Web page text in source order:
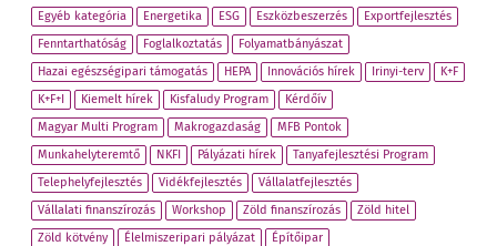
Egyéb kategória
Energetika ESG Eszközbeszerzés
Exportfejlesztés
Fenntarthatóság
Foglalkoztatás
Folyamatbányászat
Hazai egészségipari támogatás
HEPA Innovációs hírek Irinyi-terv
K+F
K+F+I
Kiemelt hírek Kisfaludy Program
Kérdőív
Magyar Multi Program
Makrogazdaság
MFB Pontok
Munkahelyteremtő
NKFI Pályázati hírek
Tanyafejlesztési Program
Telephelyfejlesztés
Vidékfejlesztés
Vállalatfejlesztés
Vállalati finanszírozás
Workshop Zöld finanszírozás
Zöld hitel
Zöld kötvény
Élelmiszeripari pályázat Építőipar